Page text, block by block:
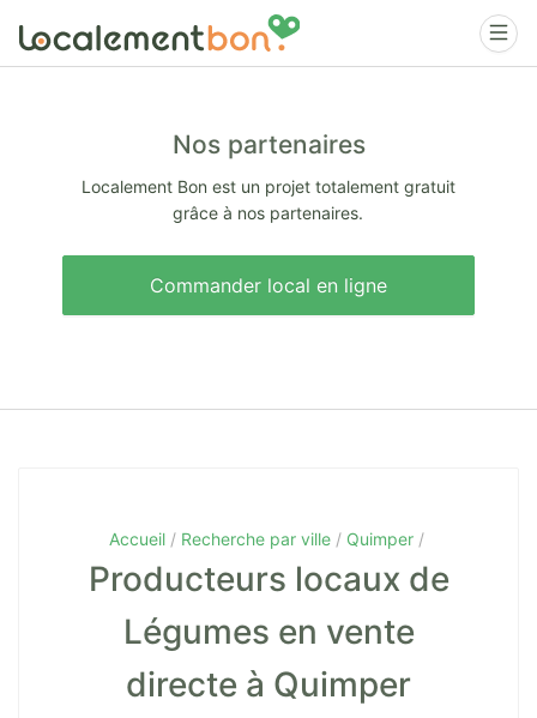
Nos partenaires
Localement Bon est un projet totalement gratuit
grâce à nos partenaires.
Commander local en ligne
Accueil Recherche par ville Quimper
Producteurs locaux de
Légumes en vente
directe à Quimper